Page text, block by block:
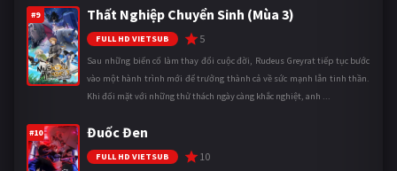
#9 Thất Nghiệp Chuyển Sinh (Mùa 3)
FULL HD VIETSUB 5
Sau những biến cố làm thay đổi cuộc đời, Rudeus Greyrat tiếp tục bước
vào một hành trình mới để trưởng thành cả về sức mạnh lẫn tinh thần.
Khi đối mặt với những thử thách ngày càng khắc nghiệt, anh ...
#10 Đuốc Đen
FULL HD VIETSUB 10